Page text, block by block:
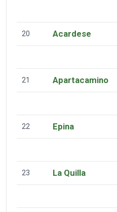
20 Acardese
21 Apartacamino
22 Epina
23 La Quilla